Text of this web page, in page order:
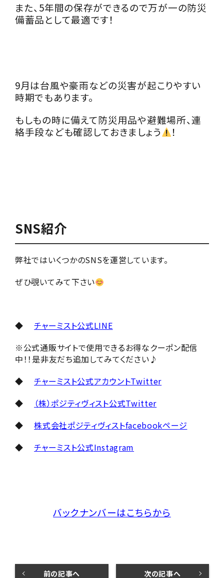
また、5年間の保存ができるので万が一の防災
備蓄品として最適です！
9月は台風や豪雨などの災害が起こりやすい
時期でもあります。
もしもの時に備えて防災用品や避難場所、連
絡手段なども確認しておきましょう
！
SNS紹介
弊社ではいくつかのSNSを運営しています。
ぜひ覗いてみて下さい
◆チャーミスト公式LINE
※公式通販サイトで使用できるお得なクーポン配信
中！！是非友だち追加してみてください♪
◆チャーミスト公式アカウントTwitter
◆
（株）ポジティヴィスト公式Twitter
◆株式会社ポジティヴィストfacebookページ
◆チャーミスト公式Instagram
バックナンバーはこちらから
前の記事へ 次の記事へ